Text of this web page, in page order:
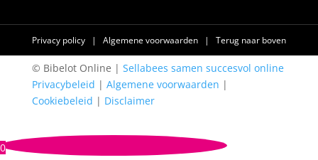
Privacy policy | Algemene voorwaarden | Terug naar boven
© Bibelot Online | Sellabees samen succesvol online
Privacybeleid | Algemene voorwaarden |
Cookiebeleid | Disclaimer
0